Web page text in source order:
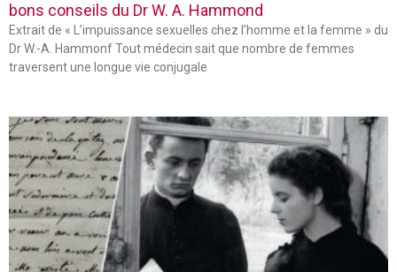
bons conseils du Dr W. A. Hammond
Extrait de « L’impuissance sexuelles chez l’homme et la femme » du
Dr W.-A. Hammonf Tout médecin sait que nombre de femmes
traversent une longue vie conjugale